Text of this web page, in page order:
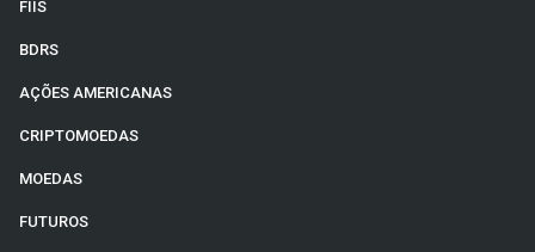
FIIS
BDRS
AÇÕES AMERICANAS
CRIPTOMOEDAS
MOEDAS
FUTUROS